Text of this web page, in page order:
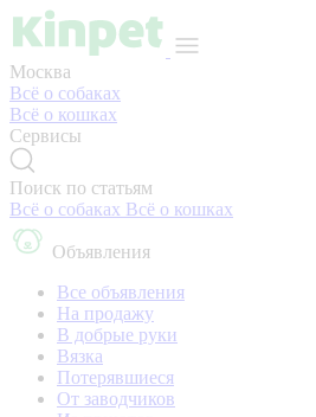
Москва
Всё о собаках
Всё о кошках
Сервисы
Поиск по статьям
Всё о собаках Всё о кошках
Объявления
Все объявления
На продажу
В добрые руки
Вязка
Потерявшиеся
От заводчиков